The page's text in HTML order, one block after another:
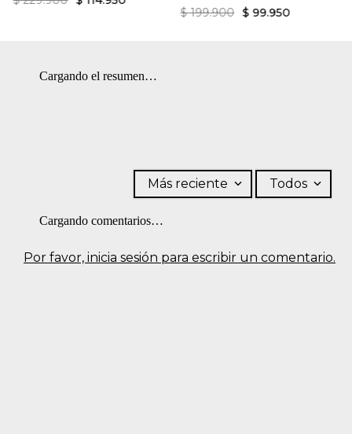
$ 199.900 $ 99.950
Cargando el resumen…
Por favor, inicia sesión para escribir un comentario.
Más reciente Todos
Cargando comentarios…